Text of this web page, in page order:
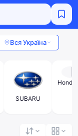
Вся Україна
SUBARU